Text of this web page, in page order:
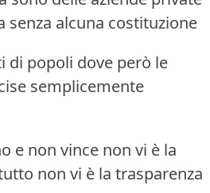
senza alcuna costituzione
di popoli dove però le
semplicemente
e non vince non vi è la
non vi è la trasparenza